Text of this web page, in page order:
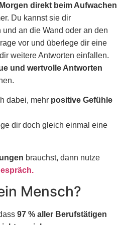
direkt beim Aufwachen
Du kannst sie dir
und an die Wand oder an den
vor und überlege dir eine
weitere Antworten einfallen.
und wertvolle Antworten
dabei, mehr positive Gefühle
dir doch gleich einmal eine
brauchst, dann nutze
Mensch?
97 % aller Berufstätigen